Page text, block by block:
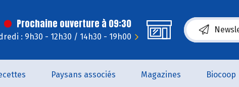
Prochaine ouverture à 09:30
: 9h30 - 12h30 / 14h30 - 19h00 (s’ouvre
Paysans associés Magazines Biocoop